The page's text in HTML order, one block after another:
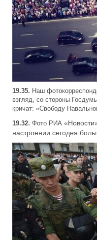
19.35. Наш
взгляд, со стороны
кричат: «Свободу
19.32. Фото РИА «
настроении сегодня